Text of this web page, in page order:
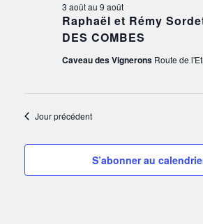
AOÛT
2026
Raphaël et Rémy
DES COMBES
3 aoûtau 9 août
Caveau des Vignerons Route de
Jour précédent
S’abonner au